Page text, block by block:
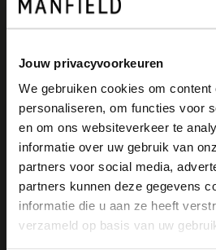
Jouw privacyvoorkeuren
We gebruiken cookies om content
personaliseren, om functies voor
en om ons websiteverkeer te
informatie over uw gebruik van
partners voor social media,
partners kunnen deze gegevens
informatie die u aan ze heeft
verzameld op basis van uw
View this website in
It looks like your language
you like to switch to English?